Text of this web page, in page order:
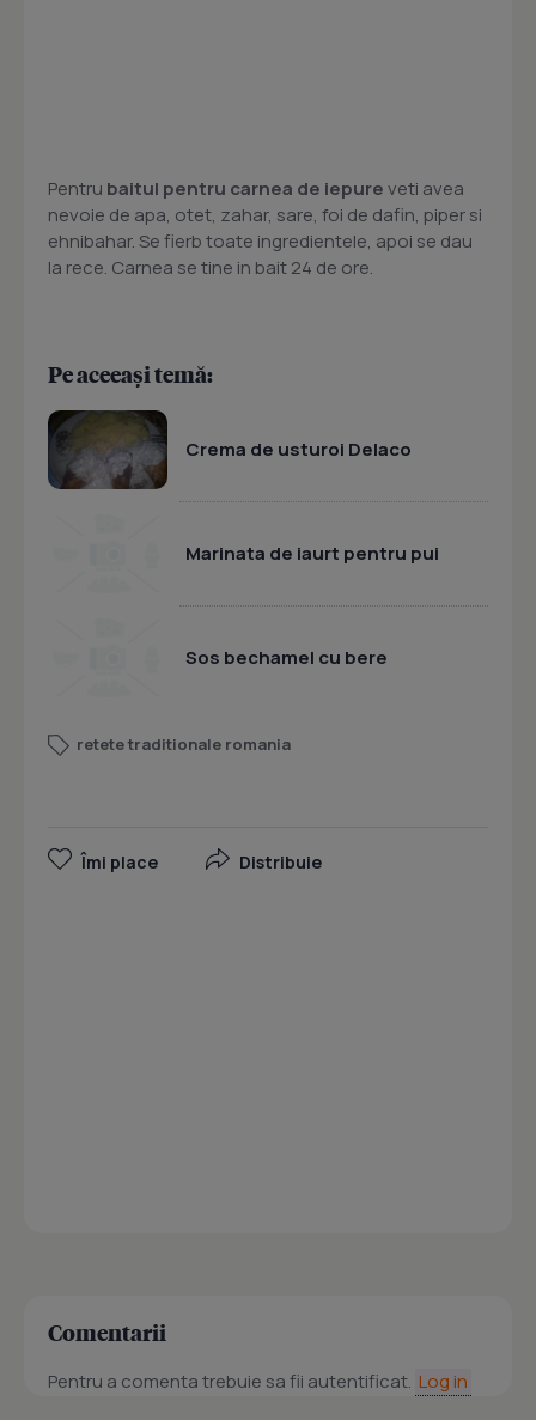
Pentru baitul pentru carnea de iepureveti avea
nevoie de apa, otet, zahar, sare, foi de dafin, piper si
ehnibahar. Se fierb toate ingredientele, apoi se dau
la rece. Carnea se tine in bait 24 de ore.
Pe aceeași temă:
Crema de usturoi Delaco
Marinata de iaurt pentru pui
Sos bechamel cu bere
retete traditionale romania
Îmi place Distribuie
Comentarii
Pentru a comenta trebuie sa fii autentificat. Log in